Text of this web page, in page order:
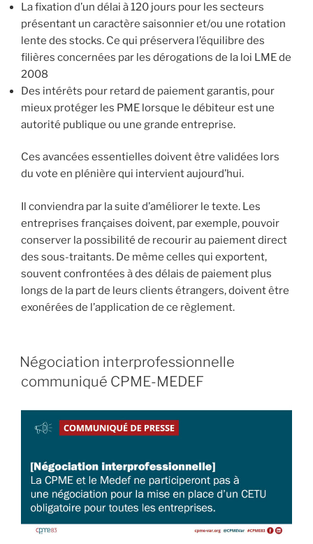
La fixation d’un délai à 120 jours pour les secteurs
présentant un caractère saisonnier et/ou une rotation
lente des stocks. Ce qui préservera l’équilibre des
filières concernées par les dérogations de la loi LME de
2008
Des intérêts pour retard de paiement garantis, pour
mieux protéger les PME lorsque le débiteur est une
autorité publique ou une grande entreprise.
Ces avancées essentielles doivent être validées lors
du vote en plénière qui intervient aujourd’hui.
Il conviendra par la suite d’améliorer le texte. Les
entreprises françaises doivent, par exemple, pouvoir
conserver la possibilité de recourir au paiement direct
des sous-traitants. De même celles qui exportent,
souvent confrontées à des délais de paiement plus
longs de la part de leurs clients étrangers, doivent être
exonérées de l’application de ce règlement.
Négociation interprofessionnelle
communiqué CPME-MEDEF